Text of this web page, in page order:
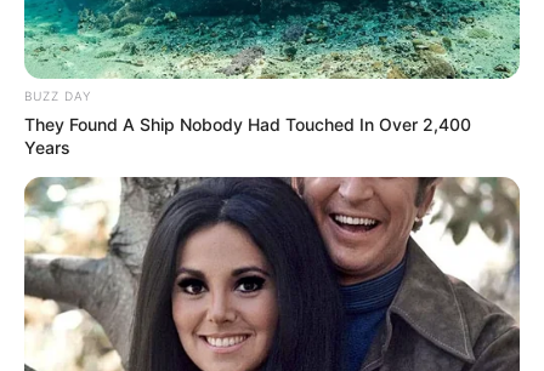
BUZZ DAY
They Found A Ship Nobody Had Touched In Over 2,400
Years